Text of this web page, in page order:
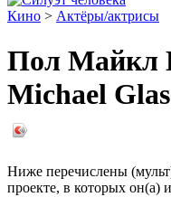
Кино > Актёры/актрисы
Пол Майкл
Michael
Ниже перечислены
проекте, в которых он(а)